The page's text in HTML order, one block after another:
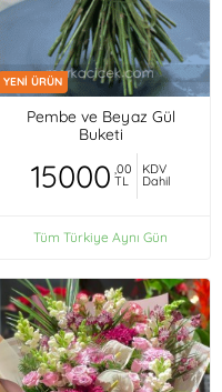
YENİ ÜRÜN
Pembe ve Beyaz Gül
Buketi
15000 ,00
TL
KDV
Dahil
Tüm Türkiye Aynı Gün